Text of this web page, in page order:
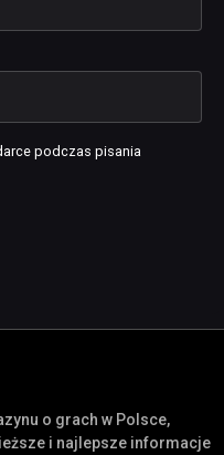
podczas pisania
o grach w Polsce,
i najlepsze informacje